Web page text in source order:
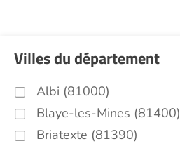
Villes du département
Albi (81000)
Blaye-les-Mines (81400)
Briatexte (81390)